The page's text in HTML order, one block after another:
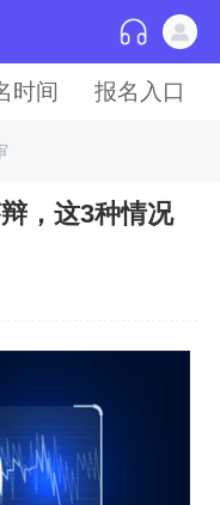
时间 报名入口
，这3种情况